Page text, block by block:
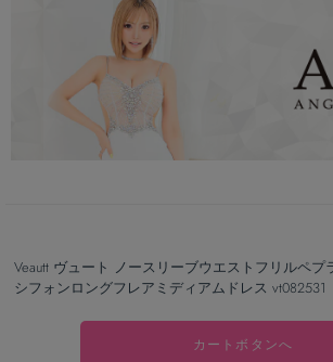
Veautt ヴュート ノースリーブウエストフリルペ
シフォンロングフレアミディアムドレス vt082531
カートボタンへ